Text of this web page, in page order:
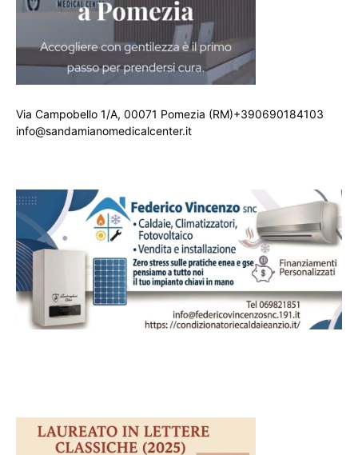
Via Campobello 1/A, 00071 Pomezia (RM)+390690184103
info@sandamianomedicalcenter.it